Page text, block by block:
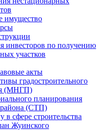
имущество
инвесторов по получению
участков
акты
градостроительного
(МНГП)
планирования
района (СТП)
в сфере строительства
Жуинского